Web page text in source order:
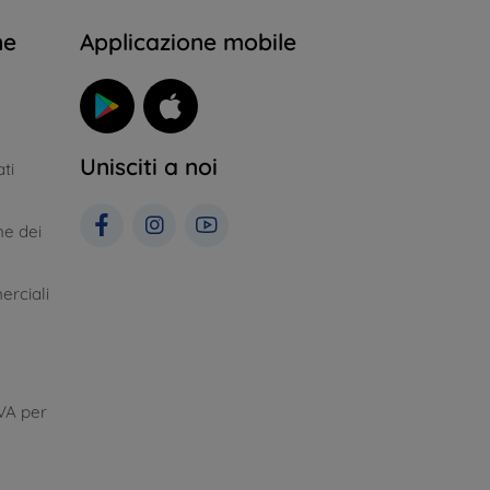
dei
per
Applicazione mobile
Unisciti a noi